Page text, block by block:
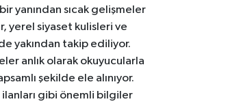
yanından sıcak gelişmeler
yerel siyaset kulisleri ve
yakından takip ediliyor.
anlık olarak okuyucularla
şekilde ele alınıyor.
ilanları gibi önemli bilgiler